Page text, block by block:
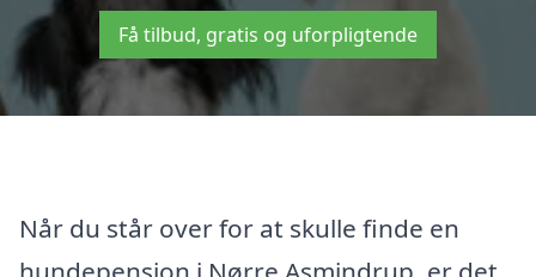
Få tilbud, gratis og uforpligtende
Når du står over for at skulle finde en